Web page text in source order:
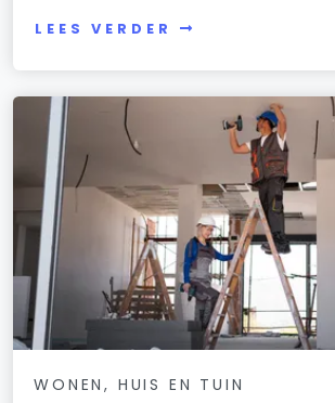
LEES VERDER
WONEN, HUIS EN TUIN